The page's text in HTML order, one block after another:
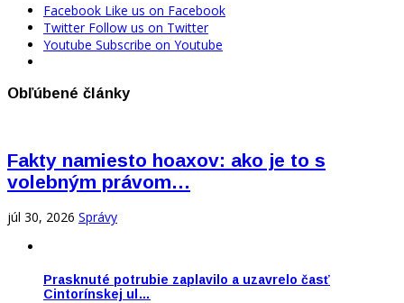
Facebook Like us on Facebook
Twitter Follow us on Twitter
Youtube Subscribe on Youtube
Obľúbené články
Fakty namiesto hoaxov: ako je to s
volebným právom…
júl 30, 2026 Správy
Prasknuté potrubie zaplavilo a uzavrelo časť
Cintorínskej ul…